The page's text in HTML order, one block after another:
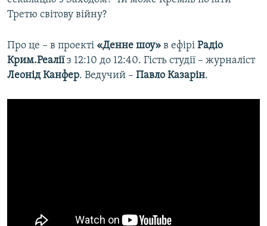
Третю світову війну?
Про це – в проекті «Денне шоу» в ефірі Радіо
Крим.Реаліїз 12:10 до 12:40. Гість студії – журналіст
Леонід Канфер. Ведучий – Павло Казарін.